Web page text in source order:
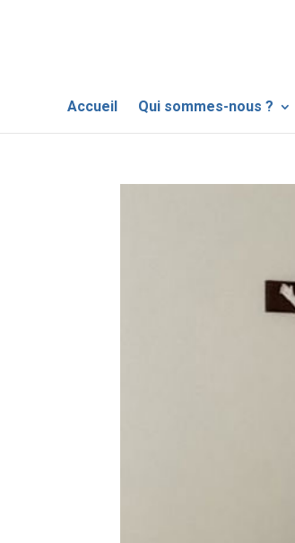
Accueil Qui sommes-nous ?